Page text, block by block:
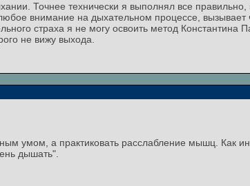
Точнее технически я выполнял все правильно,
внимание на дыхательном процессе, вызывает
страха я не могу освоить метод Константина
не вижу выхода.
умом, а практиковать расслабление мышц. Как
дышать".